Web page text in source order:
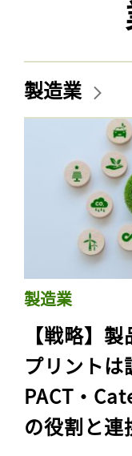
製造業
製造業
【戦略】
プリント
PACT・
の役割と連